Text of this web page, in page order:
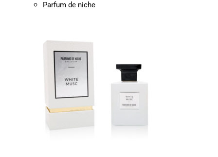
Parfum de niche